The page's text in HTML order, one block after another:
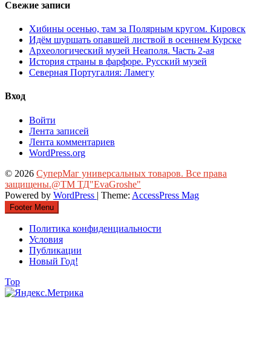
Свежие записи
Хибины осенью, там за Полярным кругом. Кировск
Идём шуршать опавшей листвой в осеннем Курске
Археологический музей Неаполя. Часть 2-ая
История страны в фарфоре. Русский музей
Северная Португалия: Ламегу
Вход
Войти
Лента записей
Лента комментариев
WordPress.org
© 2026 СуперМаг универсальных товаров. Все права
защищены.@ТМ ТД"EvaGroshe"
Powered by WordPress | Theme: AccessPress Mag
Footer Menu
Политика конфиденциальности
Условия
Публикации
Новый Год!
Top